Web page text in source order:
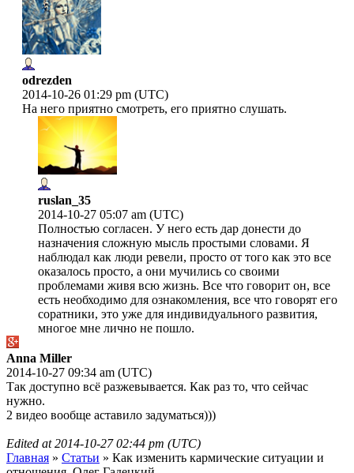
odrezden
2014-10-26 01:29 pm (UTC)
На него приятно смотреть, его приятно слушать.
ruslan_35
2014-10-27 05:07 am (UTC)
Полностью согласен. У него есть дар донести до
назначения сложную мысль простыми словами. Я
наблюдал как люди ревели, просто от того как это все
оказалось просто, а они мучились со своими
проблемами живя всю жизнь. Все что говорит он, все
есть необходимо для ознакомления, все что говорят его
соратники, это уже для индивидуального развития,
многое мне лично не пошло.
Anna Miller
2014-10-27 09:34 am (UTC)
Так доступно всё разжевывается. Как раз то, что сейчас
нужно.
2 видео вообще аставило задуматься)))
Edited at2014-10-27 02:44 pm (UTC)
Главная » Статьи » Как изменить кармические ситуации и